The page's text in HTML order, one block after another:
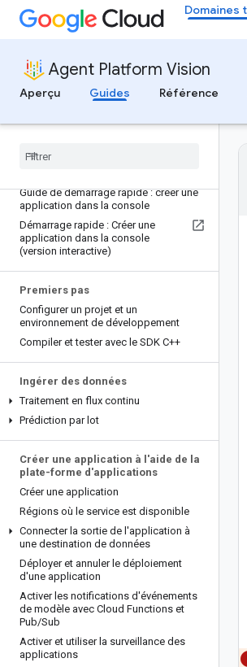
Domaines
Agent Platform Vision
Aperçu
Guides Référence
Guide sur l'analyse de l'occupation
Guide du détecteur de personnes /
véhicules
Guide du détecteur d'EPI
Guide de démarrage rapide : créer une
application dans la console
Démarrage rapide : Créer une
application dans la console
(version interactive)
Premiers pas
Configurer un projet et un
environnement de développement
Compiler et tester avec le SDK C++
Ingérer des données
Traitement en flux continu
Prédiction par lot
Créer une application à l'aide de la
plate-forme d'applications
Créer une application
Régions où le service est disponible
Connecter la sortie de l'application à
une destination de données
Déployer et annuler le déploiement
d'une application
Activer les notifications d'événements
de modèle avec Cloud Functions et
Pub/Sub
Activer et utiliser la surveillance des
applications